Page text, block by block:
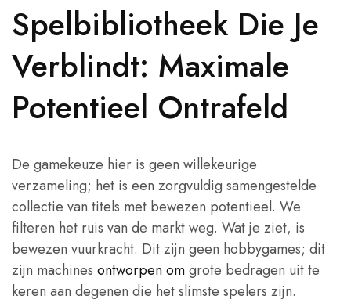
Spelbibliotheek Die Je
Verblindt: Maximale
Potentieel Ontrafeld
De gamekeuze hier is geen willekeurige
verzameling; het is een zorgvuldig samengestelde
collectie van titels met bewezen potentieel. We
filteren het ruis van de markt weg. Wat je ziet, is
bewezen vuurkracht. Dit zijn geen hobbygames; dit
zijn machines ontworpen omgrote bedragen uit te
keren aan degenen die het slimste spelers zijn.